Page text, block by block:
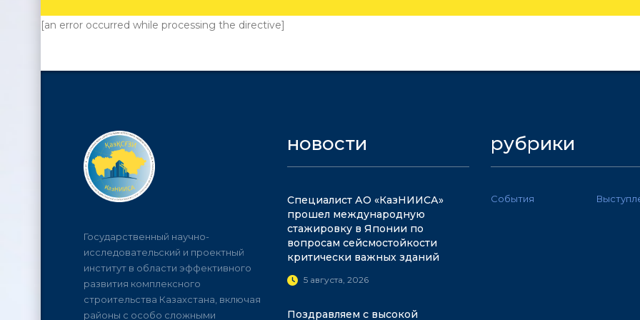
[an error occurred while processing the directive]
Государственный научно-
исследовательский и проектный
институт в области эффективного
развития комплексного
строительства Казахстана, включая
районы с особо сложными
новости
Специалист АО «КазНИИСА»
прошел международную
стажировку в Японии по
вопросам сейсмостойкости
критически важных зданий
5 августа, 2026
Поздравляем с высокой
рубрики
События